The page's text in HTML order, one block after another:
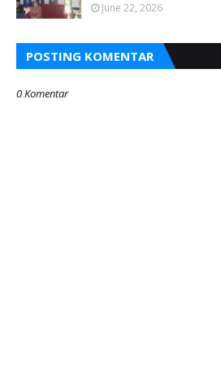
June 22, 2026
POSTING KOMENTAR
0 Komentar